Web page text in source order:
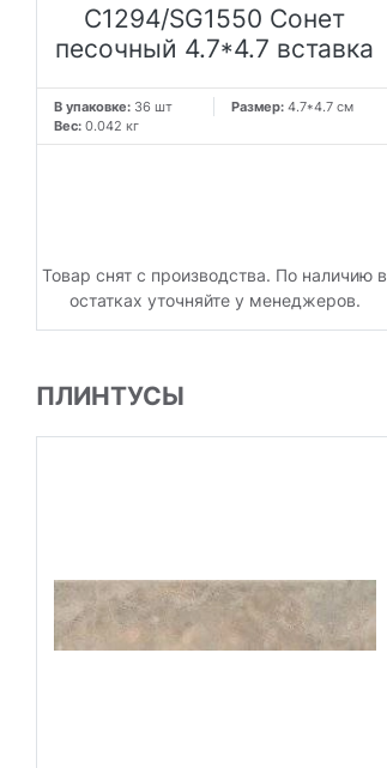
C1294/SG1550 Сонет
песочный 4.7*4.7 вставка
В упаковке: 36 шт Размер:4.7*4.7 см
Вес: 0.042 кг
Товар снят с производства. По наличию в
остатках уточняйте у менеджеров.
ПЛИНТУСЫ